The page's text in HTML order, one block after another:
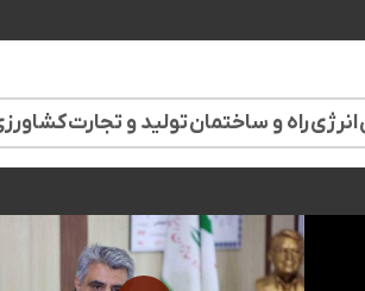
انرژیراه و ساختمانتولید و تجارت